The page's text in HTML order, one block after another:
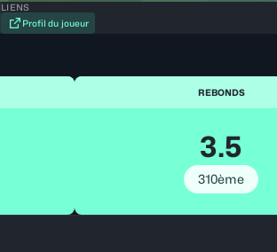
LIENS
Profil du joueur
REBONDS
3.5
310ème